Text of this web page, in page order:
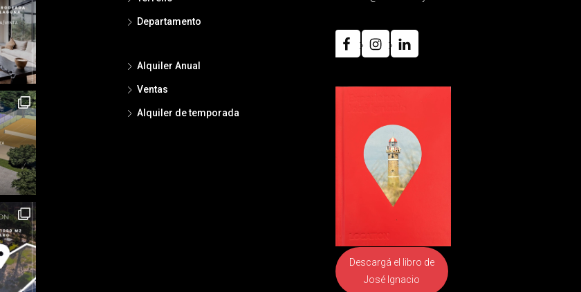
Departamento
Alquiler Anual
Ventas
Alquiler de temporada
Descargá el libro de
José Ignacio